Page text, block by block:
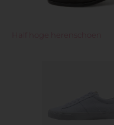
Half hoge herenschoen